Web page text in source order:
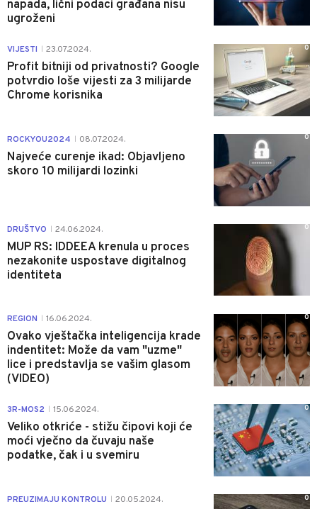
napada, lični podaci građana nisu
ugroženi
VIJESTI 23.07.2024.
Profit bitniji od privatnosti? Google
potvrdio loše vijesti za 3 milijarde
Chrome korisnika
0
ROCKYOU2024 08.07.2024.
Najveće curenje ikad: Objavljeno
skoro 10 milijardi lozinki
0
DRUŠTVO 24.06.2024.
MUP RS: IDDEEA krenula u proces
nezakonite uspostave digitalnog
identiteta
0
REGION 16.06.2024.
Ovako vještačka inteligencija krade
indentitet: Može da vam "uzme"
lice i predstavlja se vašim glasom
(VIDEO)
0
3R-MOS2 15.06.2024.
Veliko otkriće - stižu čipovi koji će
moći vječno da čuvaju naše
podatke, čak i u svemiru
0
PREUZIMAJU KONTROLU 20.05.2024. 0